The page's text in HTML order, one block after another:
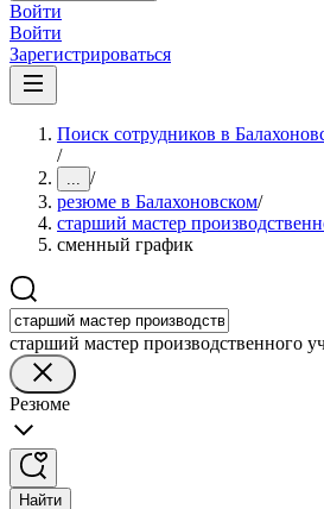
Войти
Войти
Зарегистрироваться
Поиск сотрудников в
/
... /
резюме в Балахоновском/
старший мастер
сменный график
старший мастер производственного
Резюме
Найти